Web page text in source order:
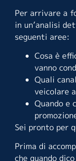
Per arrivare a
in un’analisi
seguenti aree:
Cosa è
vanno
Quali
veicolare
Quando e
Sei pronto per
Prima di
che quando